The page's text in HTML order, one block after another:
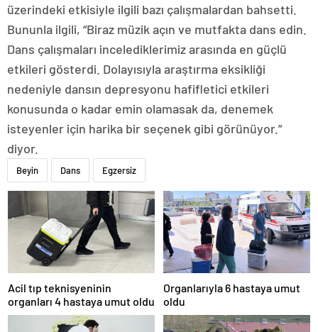
üzerindeki etkisiyle ilgili bazı çalışmalardan bahsetti.
Bununla ilgili, “Biraz müzik açın ve mutfakta dans edin.
Dans çalışmaları incelediklerimiz arasında en güçlü
etkileri gösterdi. Dolayısıyla araştırma eksikliği
nedeniyle dansın depresyonu hafifletici etkileri
konusunda o kadar emin olamasak da, denemek
isteyenler için harika bir seçenek gibi görünüyor.”
diyor.
Beyin Dans Egzersiz
Acil tıp teknisyeninin
organları 4 hastaya umut oldu
Organlarıyla 6 hastaya umut
oldu